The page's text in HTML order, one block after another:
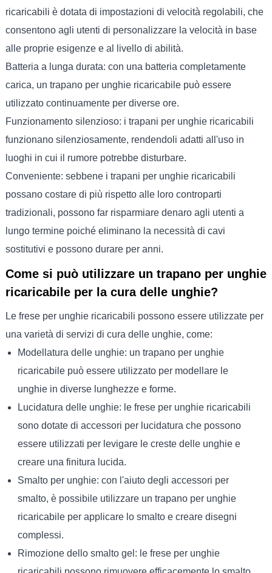
ricaricabili è dotata di impostazioni di velocità regolabili, che
consentono agli utenti di personalizzare la velocità in base
alle proprie esigenze e al livello di abilità.
Batteria a lunga durata: con una batteria completamente
carica, un trapano per unghie ricaricabile può essere
utilizzato continuamente per diverse ore.
Funzionamento silenzioso: i trapani per unghie ricaricabili
funzionano silenziosamente, rendendoli adatti all'uso in
luoghi in cui il rumore potrebbe disturbare.
Conveniente: sebbene i trapani per unghie ricaricabili
possano costare di più rispetto alle loro controparti
tradizionali, possono far risparmiare denaro agli utenti a
lungo termine poiché eliminano la necessità di cavi
sostitutivi e possono durare per anni.
Come si può utilizzare un trapano per unghie
ricaricabile per la cura delle unghie?
Le frese per unghie ricaricabili possono essere utilizzate per
una varietà di servizi di cura delle unghie, come:
Modellatura delle unghie: un trapano per unghie
ricaricabile può essere utilizzato per modellare le
unghie in diverse lunghezze e forme.
Lucidatura delle unghie: le frese per unghie ricaricabili
sono dotate di accessori per lucidatura che possono
essere utilizzati per levigare le creste delle unghie e
creare una finitura lucida.
Smalto per unghie: con l'aiuto degli accessori per
smalto, è possibile utilizzare un trapano per unghie
ricaricabile per applicare lo smalto e creare disegni
complessi.
Rimozione dello smalto gel: le frese per unghie